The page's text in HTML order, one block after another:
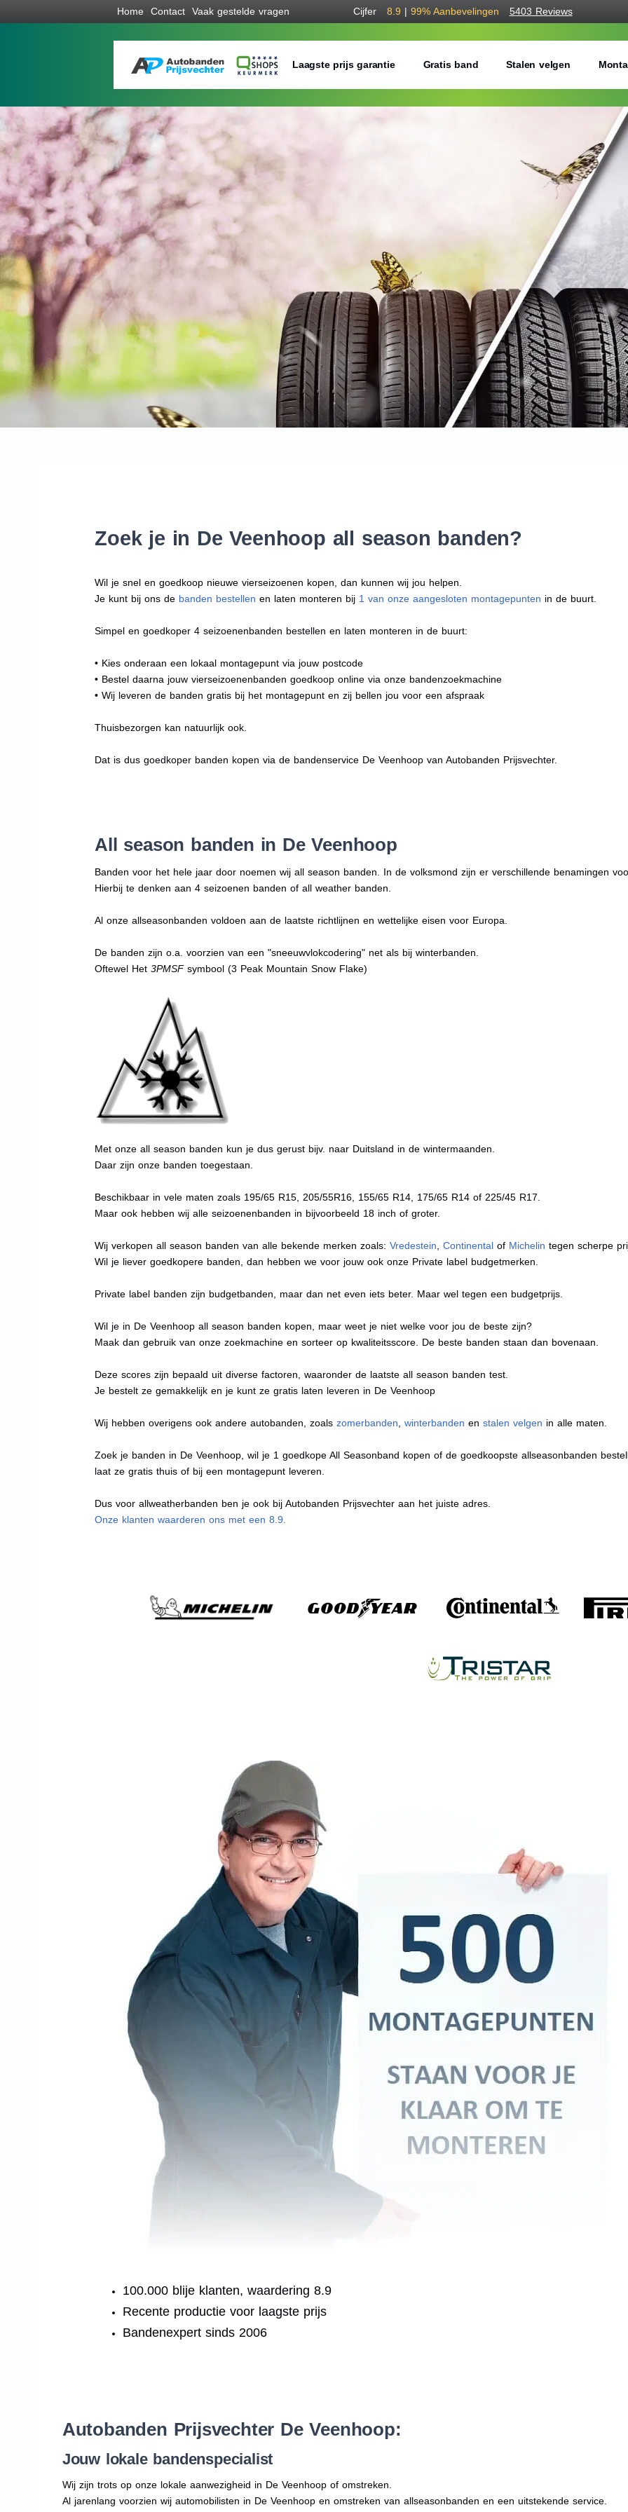
Home Contact Vaak gestelde vragen Cijfer 8.9 | 99% Aanbevelingen 5403 Reviews
Laagste prijs garantie Gratis band Stalen velgen
Bestel voordelig
Gratis bezorgd of
Breedte: Hoogte:
Waar vind ik de maat van mijn
Help mij met bestellen
Zoek je in De Veenhoop all season banden?
Wil je snel en goedkoop nieuwe vierseizoenen kopen, dan kunnen wij jou helpen.
Je kunt bij ons de banden bestellen en laten monteren bij 1 van onze aangesloten montagepunten in de buurt.
Simpel en goedkoper 4 seizoenenbanden bestellen en laten monteren in de buurt:
• Kies onderaan een lokaal montagepunt via jouw postcode
• Bestel daarna jouw vierseizoenenbanden goedkoop online via onze bandenzoekmachine
• Wij leveren de banden gratis bij het montagepunt en zij bellen jou voor een afspraak
Thuisbezorgen kan natuurlijk ook.
Dat is dus goedkoper banden kopen via de bandenservice De Veenhoop van Autobanden Prijsvechter.
All season banden in De Veenhoop
Banden voor het hele jaar door noemen wij all season banden. In de volksmond zijn er verschillende benamingen
Hierbij te denken aan 4 seizoenen banden of all weather banden.
Al onze allseasonbanden voldoen aan de laatste richtlijnen en wettelijke eisen voor Europa.
De banden zijn o.a. voorzien van een "sneeuwvlokcodering" net als bij winterbanden.
Oftewel Het3PMSFsymbool (3 Peak Mountain Snow Flake)
Met onze all season banden kun je dus gerust bijv. naar Duitsland in de wintermaanden.
Daar zijn onze banden toegestaan.
Beschikbaar in vele maten zoals 195/65 R15, 205/55R16, 155/65 R14, 175/65 R14 of 225/45 R17.
Maar ook hebben wij alle seizoenenbanden in bijvoorbeeld 18 inch of groter.
Wij verkopen all season banden van alle bekende merken zoals:Vredestein ,Continental of Michelin tegen scherpe
Wil je liever goedkopere banden, dan hebben we voor jouw ook onze Private label budgetmerken.
Private label banden zijn budgetbanden, maar dan net even iets beter. Maar wel tegen een budgetprijs.
Wil je in De Veenhoop all season banden kopen, maar weet je niet welke voor jou de beste zijn?
Maak dan gebruik van onze zoekmachine en sorteer op kwaliteitsscore. De beste banden staan dan bovenaan.
Deze scores zijn bepaald uit diverse factoren, waaronder de laatste all season banden test.
Je bestelt ze gemakkelijk en je kunt ze gratis laten leveren in De Veenhoop
Wij hebben overigens ook andere autobanden, zoalszomerbanden ,winterbanden enstalen velgen in alle maten.
Zoek je banden in De Veenhoop, wil je 1 goedkope All Seasonband kopen of de goedkoopste allseasonbanden
laat ze gratis thuis of bij een montagepunt leveren.
Dus voor allweatherbanden ben je ook bij Autobanden Prijsvechter aan het juiste adres.
Onze klanten waarderen ons met een 8.9.
100.000 blije klanten, waardering 8.9
Recente productie voor laagste prijs
Bandenexpert sinds 2006
Autobanden Prijsvechter De Veenhoop:
Jouw lokale bandenspecialist
Wij zijn trots op onze lokale aanwezigheid in De Veenhoop of omstreken.
Al jarenlang voorzien wij automobilisten in De Veenhoop en omstreken van allseasonbanden en een uitstekende service.